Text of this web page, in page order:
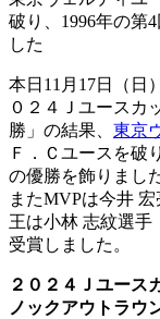
破り、1996年の第
した
本日11月17日（日
０２４Ｊユースカ
勝」の結果、 東京
Ｆ．Ｃユースを破
の優勝を飾りまし
またMVPは今井 宏
王は小林 志紋選手
受賞しました。
２０２４Ｊユース
ノックアウトラウ